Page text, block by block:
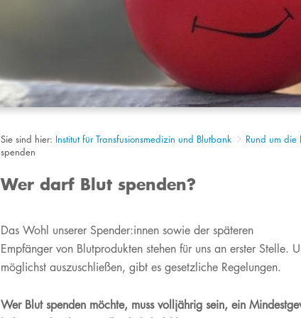
Sie sind hier: Institut für Transfusionsmedizin und Blutbank Rund um die
spenden
Wer darf Blut spenden?
​​​​​​Das Wohl unserer Spender:innen sowie der späteren
Empfänger von Blutprodukten stehen für uns an erster Stelle.
möglichst auszuschließen, gibt es gesetzliche Regelungen.
Wer Blut spenden möchte, muss volljährig sein, ein